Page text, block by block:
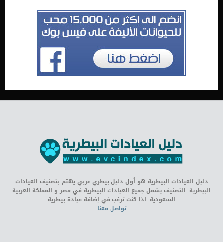
دليل العيادات البيطرية هو أول دليل بيطري عربي يهتم بتصنيف العيادات
البيطرية. التصنيف يشمل جميع العيادات البيطرية في مصر و المملكة العربية
السعودية. اذا كنت ترغب في إضافة عيادة بيطرية
تواصل معنا